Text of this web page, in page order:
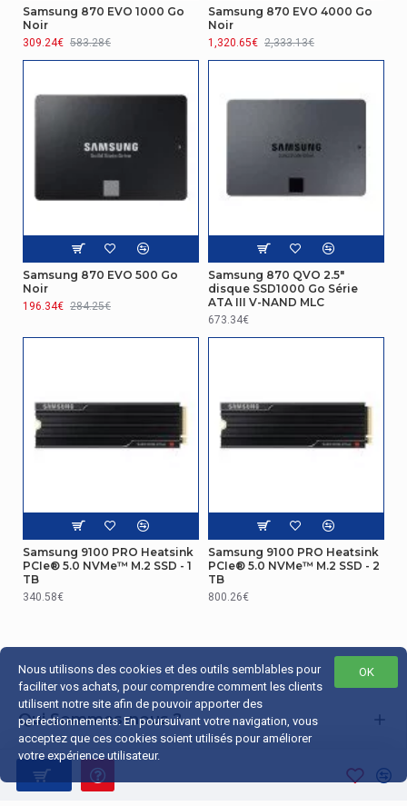
Samsung 870 EVO 1000 Go
Noir
309.24€ 583.28€
Samsung 870 EVO 4000 Go
Noir
1,320.65€ 2,333.13€
Samsung 870 EVO 500 Go
Noir
196.34€ 284.25€
Samsung 870 QVO 2.5"
disque SSD1000 Go Série
ATA III V-NAND MLC
673.34€
Samsung 9100 PRO Heatsink
PCIe® 5.0 NVMe™ M.2 SSD - 1
TB
340.58€
Samsung 9100 PRO Heatsink
PCIe® 5.0 NVMe™ M.2 SSD - 2
TB
800.26€
Qui Sommes-nous ?
Liens Utiles
OK
Nous utilisons des cookies et des outils semblables pour
faciliter vos achats, pour comprendre comment les clients
utilisent notre site afin de pouvoir apporter des
perfectionnements. En poursuivant votre navigation, vous
acceptez que ces cookies soient utilisés pour améliorer
votre expérience utilisateur.